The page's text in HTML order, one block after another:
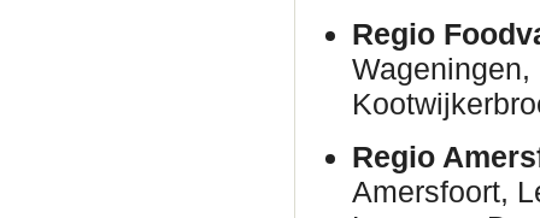
Regio
Regio
Amersfoort,